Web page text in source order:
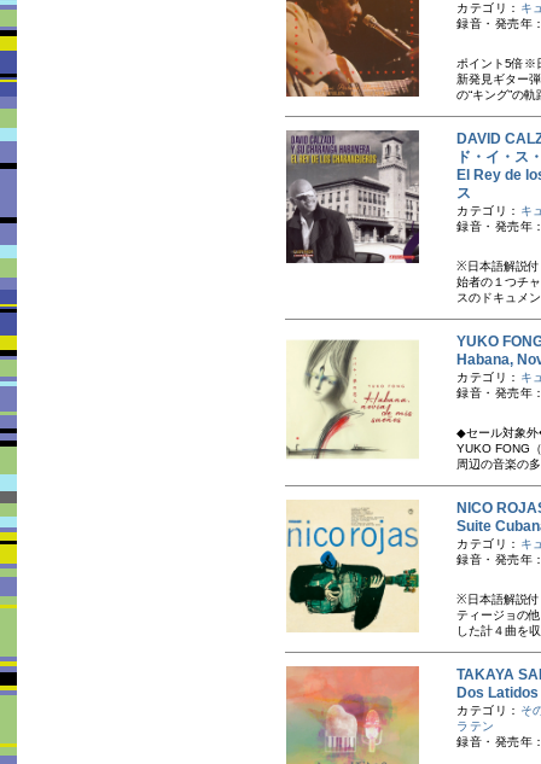
カテゴリ： キ
録音・発売
ポイント5倍※
新発見ギター
の“キング”の
DAVID
ド・イ・ス
El Rey de
ス
カテゴリ： キ
録音・発売年
※日本語解説付
始者の１つチ
スのドキュメ
YUKO
Habana,
カテゴリ： キ
録音・発売
◆セール対象外
YUKO FONG
周辺の音楽の
NICO
Suite
カテゴリ： キ
録音・発売年
※日本語解説付
ティージョの
した計４曲を
TAKAYA
Dos
カテゴリ： そ
ラテン
録音・発売年